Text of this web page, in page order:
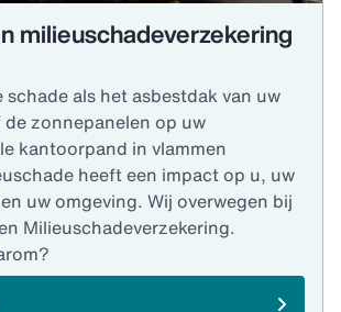
milieuschade­verzekering
schade als het asbestdak van uw
zonnepanelen op uw
kantoorpand in vlammen
heeft een impact op u, uw
uw omgeving. Wij overwegen bij
Milieuschadeverzekering.